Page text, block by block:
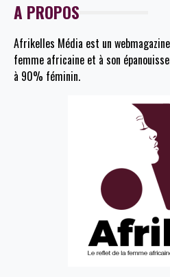
A PROPOS
Afrikelles Média est un
femme africaine et à son
à 90% féminin.